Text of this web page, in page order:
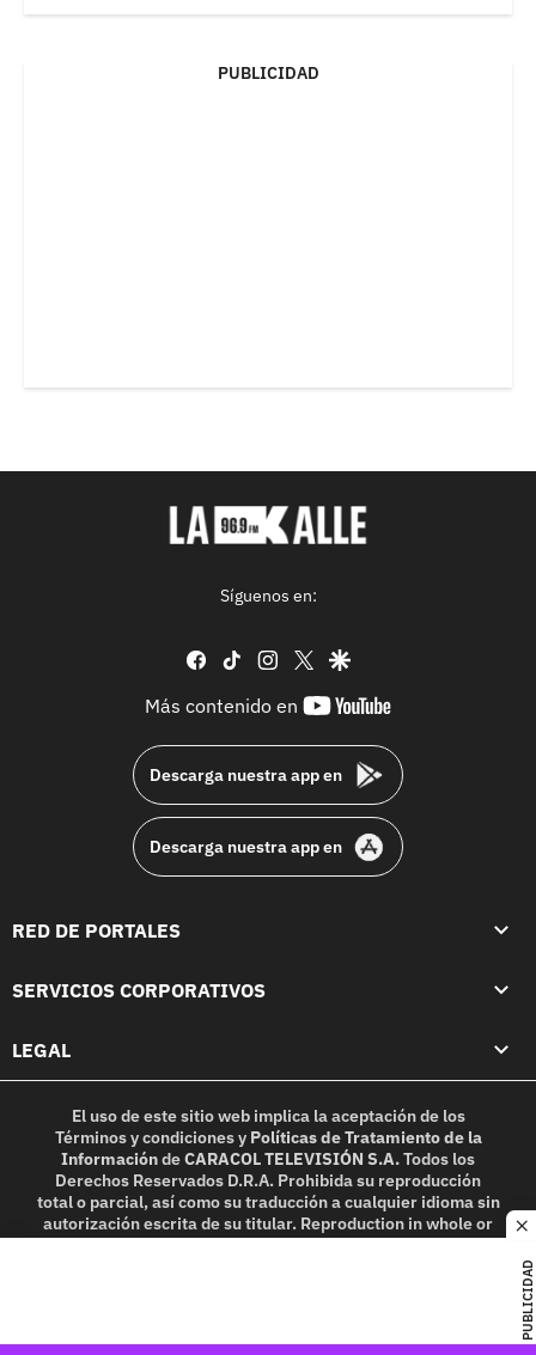
PUBLICIDAD
PUBLICIDAD
Síguenos en:
facebook
tiktok instagram
twittergoogle
Más contenido en
youtube-
Descarga nuestra app en
Descarga nuestra app en
RED DE PORTALES
SERVICIOS CORPORATIVOS
LEGAL
El uso de este sitio web implica la aceptación de los
Términos y condicionesy Políticas de Tratamiento de la
InformacióndeCARACOL TELEVISIÓN S.A.Todos los
Derechos Reservados D.R.A. Prohibida su reproducción
total o parcial, así como su traducción a cualquier idioma sin
autorización escrita de su titular. Reproduction in whole or
in part, or translation without written permission is